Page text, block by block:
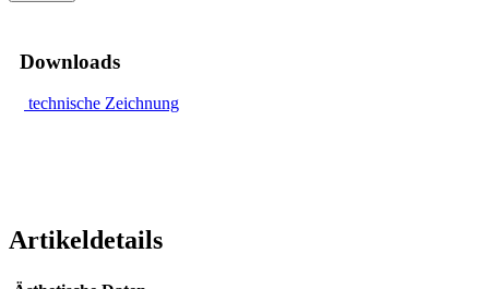
Downloads
technische Zeichnung
Artikeldetails